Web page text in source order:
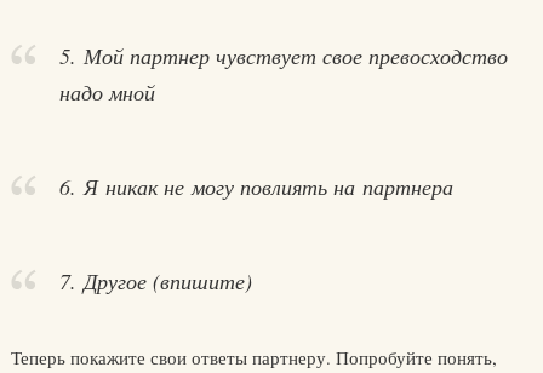
5. Мой партнер чувствует свое превосходство
надо мной
6. Я никак не могу повлиять на партнера
7. Другое (впишите)
Теперь покажите свои ответы партнеру. Попробуйте понять,